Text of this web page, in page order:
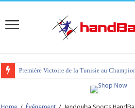
Première Victoire de la Tunisie au